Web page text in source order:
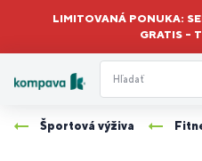
LIMITOVANÁ PONUKA:
GRATIS –
Športová výživa